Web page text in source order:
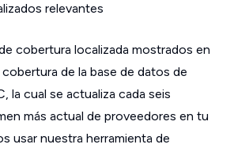
relevantes
cobertura localizada mostrados en
de la base de datos de
la cual se actualiza cada seis
más actual de proveedores en tu
usar nuestra herramienta de